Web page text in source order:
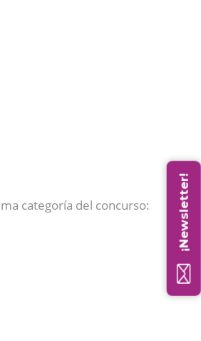
categoría del concurso:
¡Newsletter!